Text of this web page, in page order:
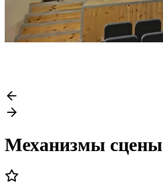
Механизмы сцены